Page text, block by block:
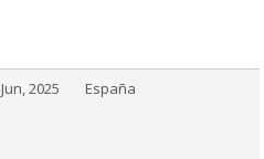
Jun, 2025 España